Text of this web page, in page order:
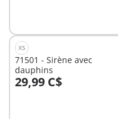
XS
71501 - Sirène avec
dauphins
29,99 C$
Au panier